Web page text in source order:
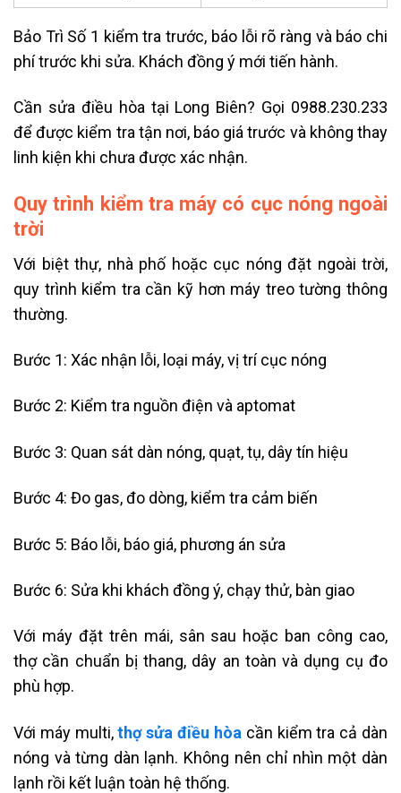
Bảo Trì Số 1 kiểm tra trước, báo lỗi rõ ràng và báo chi
phí trước khi sửa. Khách đồng ý mới tiến hành.
Cần sửa điều hòa tại Long Biên? Gọi 0988.230.233
để được kiểm tra tận nơi, báo giá trước và không thay
linh kiện khi chưa được xác nhận.
Quy trình kiểm tra máy có cục nóng ngoài
trời
Với biệt thự, nhà phố hoặc cục nóng đặt ngoài trời,
quy trình kiểm tra cần kỹ hơn máy treo tường thông
thường.
Bước 1: Xác nhận lỗi, loại máy, vị trí cục nóng
Bước 2: Kiểm tra nguồn điện và aptomat
Bước 3: Quan sát dàn nóng, quạt, tụ, dây tín hiệu
Bước 4: Đo gas, đo dòng, kiểm tra cảm biến
Bước 5: Báo lỗi, báo giá, phương án sửa
Bước 6: Sửa khi khách đồng ý, chạy thử, bàn giao
Với máy đặt trên mái, sân sau hoặc ban công cao,
thợ cần chuẩn bị thang, dây an toàn và dụng cụ đo
phù hợp.
Với máy multi,thợ sửa điều hòa cần kiểm tra cả dàn
nóng và từng dàn lạnh. Không nên chỉ nhìn một dàn
lạnh rồi kết luận toàn hệ thống.